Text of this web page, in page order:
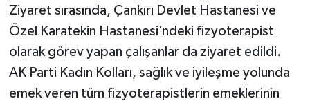
Ziyaret sırasında, Çankırı Devlet Hastanesi ve
Özel Karatekin Hastanesi’ndeki fizyoterapist
olarak görev yapan çalışanlar da ziyaret edildi.
AK Parti Kadın Kolları, sağlık ve iyileşme yolunda
emek veren tüm fizyoterapistlerin emeklerinin